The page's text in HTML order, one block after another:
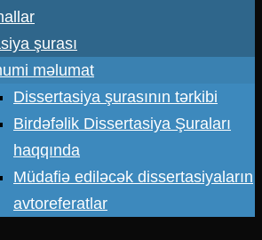
şurası
məlumat
Dissertasiya şurasının tərkibi
Birdəfəlik Dissertasiya Şuraları
haqqında
Müdafiə ediləcək dissertasiyaların
avtoreferatlar